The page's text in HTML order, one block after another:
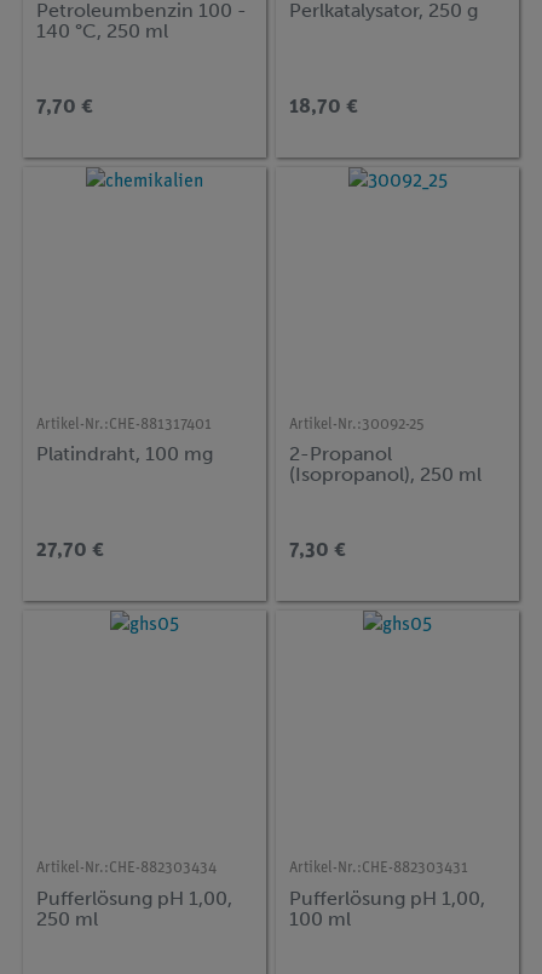
Petroleumbenzin 100 -
140 °C, 250 ml
7,70 €
Perlkatalysator, 250 g
18,70 €
Artikel-Nr.:CHE-881317401
Platindraht, 100 mg
27,70 €
Artikel-Nr.:30092-25
2-Propanol
(Isopropanol), 250 ml
7,30 €
Artikel-Nr.:CHE-882303434
Pufferlösung pH 1,00,
250 ml
Artikel-Nr.:CHE-882303431
Pufferlösung pH 1,00,
100 ml